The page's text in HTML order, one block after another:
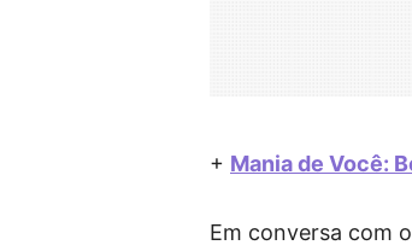
+ Mania de Você:
Em conversa com